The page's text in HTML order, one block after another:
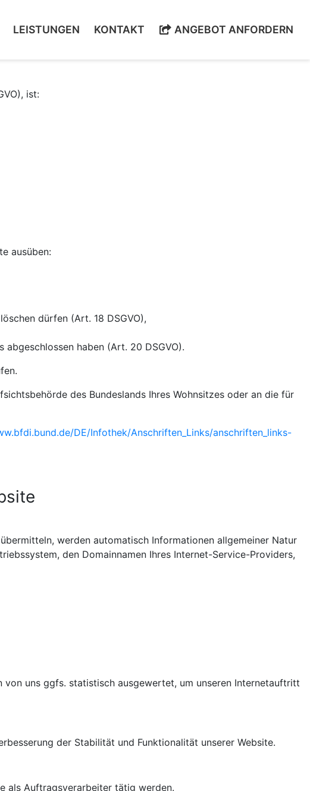
LEISTUNGEN (CURRENT)
KONTAKT (CURRENT)
ANGEBOT ANFORDERN
ist:
ausüben:
dürfen (Art. 18 DSGVO),
haben (Art. 20 DSGVO).
des Bundeslands Ihres Wohnsitzes oder an die für
DE/Infothek/Anschriften_Links/anschriften_links-
werden automatisch Informationen allgemeiner Natur
den Domainnamen Ihres Internet-Service-Providers,
uns ggfs. statistisch ausgewertet, um unseren Internetauftritt
der Stabilität und Funktionalität unserer Website.
als Auftragsverarbeiter tätig werden.